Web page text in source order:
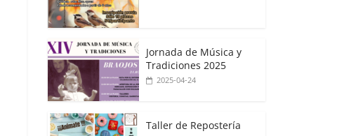
Jornada de Música y
Tradiciones 2025
2025-04-24
Taller de Repostería